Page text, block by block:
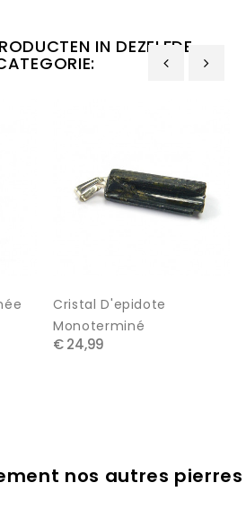
IN DEZELFDE
Cristal D'epidote
Monoterminé
€ 24,99
nos autres pierres